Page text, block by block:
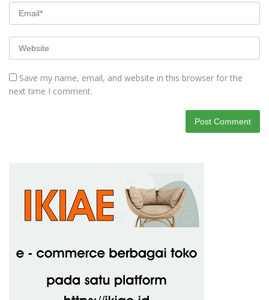
Save my name, email, and website in this browser for the
next time I comment.